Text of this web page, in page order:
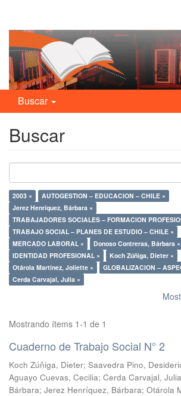
Buscar
Buscar
2003 ×
AUTOGESTION – EDUCACION – CHILE ×
Jerez Henríquez, Bárbara ×
TRABAJADORES SOCIALES – FORMACION
TRABAJO SOCIAL – PLANES DE ESTUDIO – CHILE ×
MERCADO LABORAL ×
Donoso Contreras, Bárbara ×
IDENTIDAD PROFESIONAL ×
Koch Zúñiga, Dieter ×
Otárola Martínez, Joliette ×
GLOBALIZACION –
Cerda Carvajal, Julia ×
Mostrando ítems 1-1 de 1
Cuaderno de Trabajo Social N° 2
Koch Zúñiga, Dieter; Saavedra Pino,
Aguayo Cuevas, Cecilia; Cerda Carvajal, Julia
Bárbara; Jerez Henríquez, Bárbara; Otárola